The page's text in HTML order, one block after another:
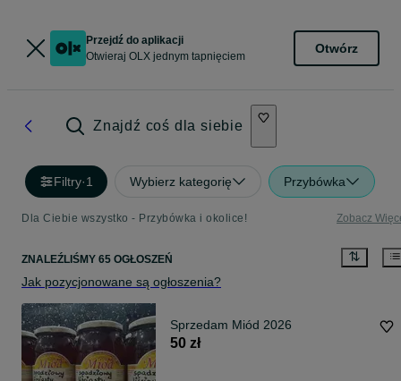
Przejdź do aplikacji
Otwieraj OLX jednym tapnięciem
Otwórz
Znajdź coś dla siebie
Filtry·1 Wybierz kategorię Przybówka
Dla Ciebie wszystko - Przybówka i okolice! Zobacz
ZNALEŹLIŚMY 65 OGŁOSZEŃ
Jak pozycjonowane są ogłoszenia?
Sprzedam Miód 2026
50 zł